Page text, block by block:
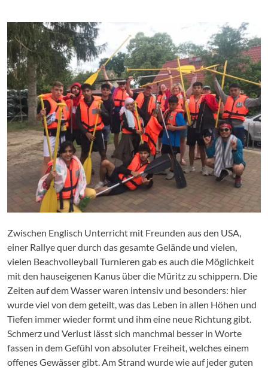
Zwischen Englisch Unterricht mit Freunden aus den USA,
einer Rallye quer durch das gesamte Gelände und vielen,
vielen Beachvolleyball Turnieren gab es auch die Möglichkeit
mit den hauseigenen Kanus über die Müritz zu schippern. Die
Zeiten auf dem Wasser waren intensiv und besonders: hier
wurde viel von dem geteilt, was das Leben in allen Höhen und
Tiefen immer wieder formt und ihm eine neue Richtung gibt.
Schmerz und Verlust lässt sich manchmal besser in Worte
fassen in dem Gefühl von absoluter Freiheit, welches einem
offenes Gewässer gibt. Am Strand wurde wie auf jeder guten